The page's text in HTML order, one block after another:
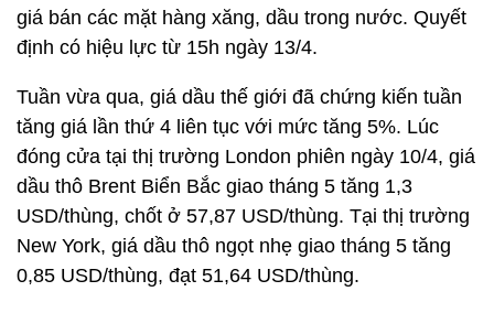
giá bán các mặt hàng xăng, dầu trong nước. Quyết
định có hiệu lực từ 15h ngày 13/4.
Tuần vừa qua, giá dầu thế giới đã chứng kiến tuần
tăng giá lần thứ 4 liên tục với mức tăng 5%. Lúc
đóng cửa tại thị trường London phiên ngày 10/4, giá
dầu thô Brent Biển Bắc giao tháng 5 tăng 1,3
USD/thùng, chốt ở 57,87 USD/thùng. Tại thị trường
New York, giá dầu thô ngọt nhẹ giao tháng 5 tăng
0,85 USD/thùng, đạt 51,64 USD/thùng.